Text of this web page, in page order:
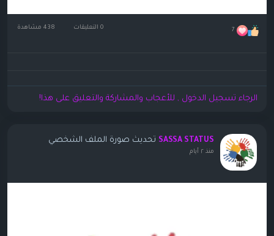
7 0 التعليقات
الرجاء تسجيل الدخول , للأعجاب والمشاركة والتعليق على هذا!
SASSA STATUS تحديث صورة الملف الشخصي
منذ ٢ أيام